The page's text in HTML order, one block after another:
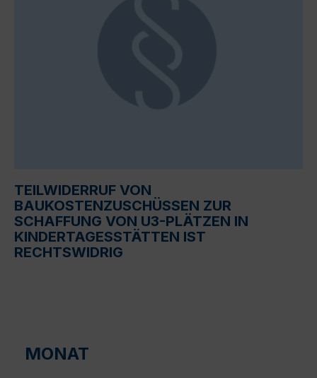
TEILWIDERRUF VON
BAUKOSTENZUSCHÜSSEN ZUR
SCHAFFUNG VON U3-PLÄTZEN IN
KINDERTAGESSTÄTTEN IST
RECHTSWIDRIG
MONAT